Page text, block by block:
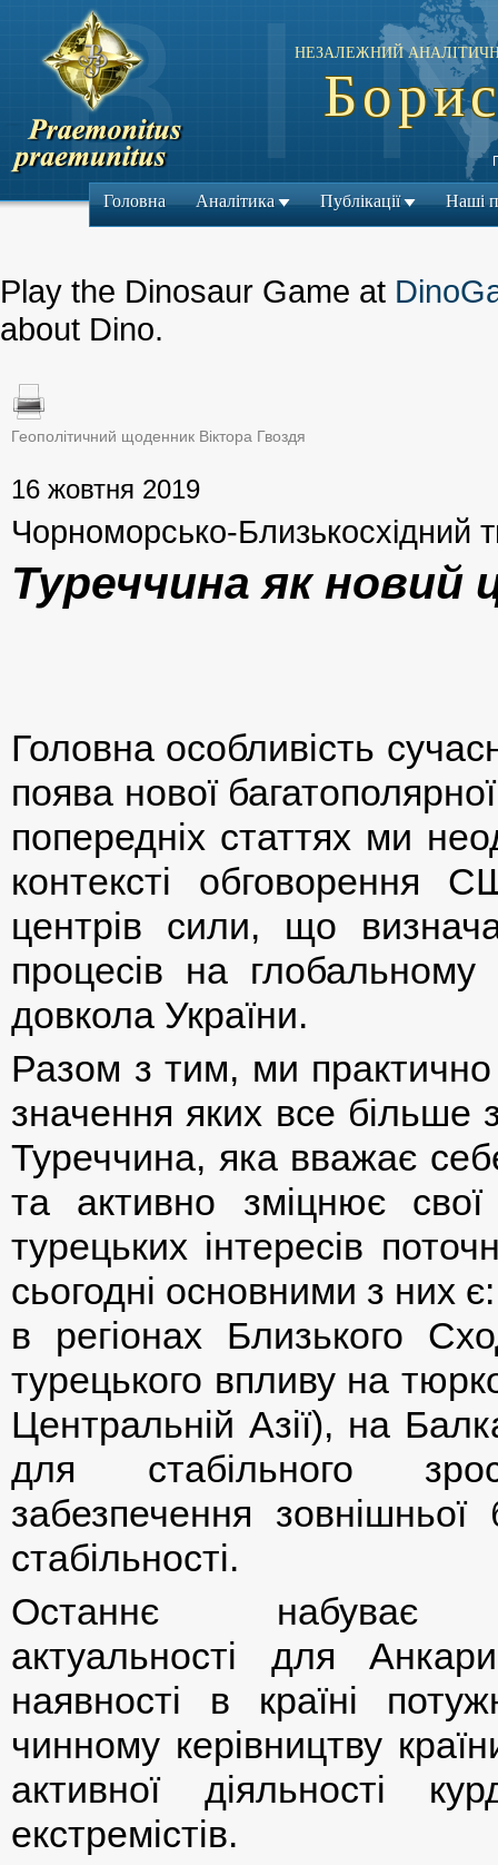
НЕЗАЛЕЖНИЙ
Головна Аналітика Публікації Наші
Play the Dinosaur Game at
about Dino.
Геополітичний щоденник Віктора Гвоздя
16 жовтня 2019
Чорноморсько-Близькосхідний
Туреччина як новий
Головна особливість
поява нової
попередніх статтях ми
контексті обговорення
центрів сили, що
процесів на
довкола України.
Разом з тим, ми
значення яких все більше
Туреччина, яка вважає
та активно зміцнює свої
турецьких інтересів
сьогодні основними з них
в регіонах Близького
турецького впливу на
Центральній Азії), на
для стабільного
забезпечення зовнішньої
стабільності.
Останнє набуває
актуальності для
наявності в країні
чинному керівництву
активної діяльності
екстремістів.